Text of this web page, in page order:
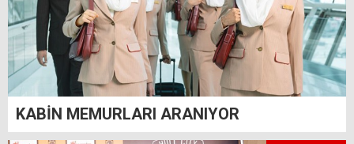
KABİN MEMURLARI ARANIYOR